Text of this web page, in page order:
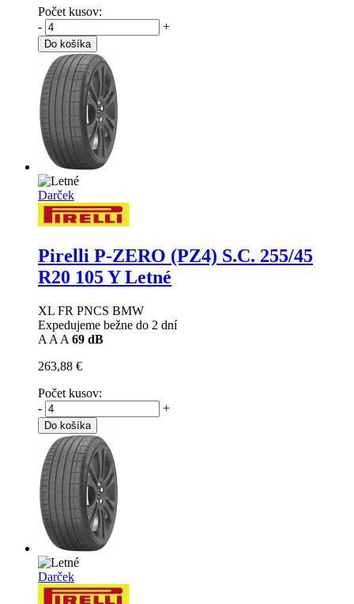
Počet kusov:
-
+
Do košíka
Darček
Pirelli P-ZERO (PZ4) S.C. 255/45
R20 105 Y Letné
XL FR PNCS BMW
Expedujeme bežne do 2 dní
A A A 69 dB
263,88 €
Počet kusov:
-
+
Do košíka
Darček